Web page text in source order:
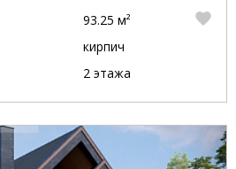
93.25 м²
кирпич
2 этажа